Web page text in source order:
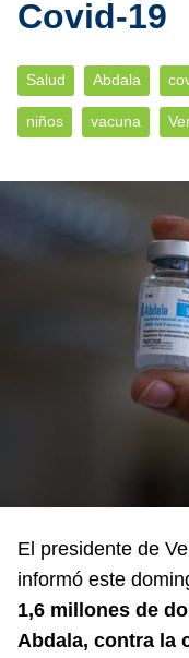
Covid-19
Salud Abdala
niños vacuna
El presidente de
informó este
1,6 millones de
Abdala, contra la